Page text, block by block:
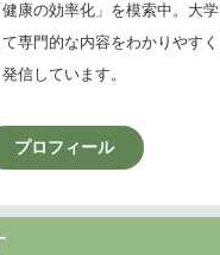
康の効率化」を模索中。大学
専門的な内容をわかりやすく
発信しています。
プロフィール